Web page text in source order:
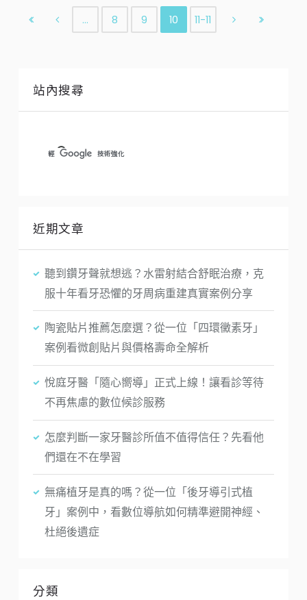
… 8 9 10 11-11
站內搜尋
近期文章
聽到鑽牙聲就想逃？水雷射結合舒眠治療，克
服十年看牙恐懼的牙周病重建真實案例分享
陶瓷貼片推薦怎麼選？從一位「四環黴素牙」
案例看微創貼片與價格壽命全解析
悅庭牙醫「隨心嚮導」正式上線！讓看診等待
不再焦慮的數位候診服務
怎麼判斷一家牙醫診所值不值得信任？先看他
們還在不在學習
無痛植牙是真的嗎？從一位「後牙導引式植
牙」案例中，看數位導航如何精準避開神經、
杜絕後遺症
分類